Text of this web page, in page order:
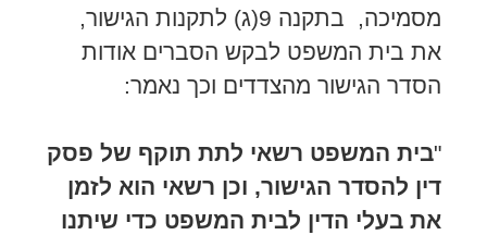
מסמיכה, בתקנה 9(ג) לתקנות הגישור,
את בית המשפט לבקש הסברים אודות
הסדר הגישור מהצדדים וכך נאמר:
"בית המשפט רשאי לתת תוקף של פסק
דין להסדר הגישור, וכן רשאי הוא לזמן
את בעלי הדין לבית המשפט כדי שיתנו